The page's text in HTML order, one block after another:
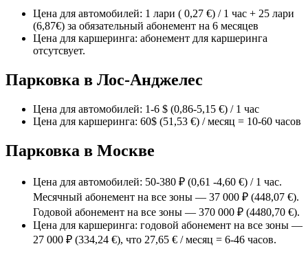
Цена для автомобилей: 1 лари ( 0,27 €) / 1 час + 25 лари
(6,87€) за обязательный абонемент на 6 месяцев
Цена для каршеринга: абонемент для каршеринга
отсутсвует.
Парковка в Лос-Анджелес
Цена для автомобилей: 1-6 $ (0,86-5,15 €) / 1 час
Цена для каршеринга: 60$ (51,53 €) / месяц = 10-60 часов
Парковка в Москве
Цена для автомобилей: 50-380 ₽ (0,61 -4,60 €) / 1 час.
Месячный абонемент на все зоны — 37 000 ₽ (448,07 €).
Годовой абонемент на все зоны — 370 000 ₽ (4480,70 €).
Цена для каршеринга: годовой абонемент на все зоны —
27 000 ₽ (334,24 €), что 27,65 € / месяц = 6-46 часов.